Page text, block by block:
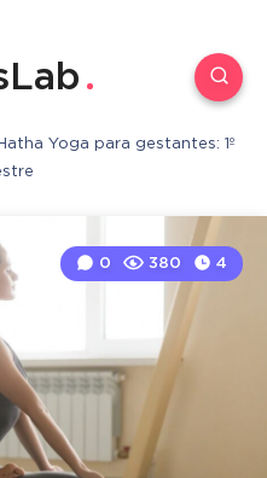
Hatha Yoga para gestantes: 1º
0 380 4